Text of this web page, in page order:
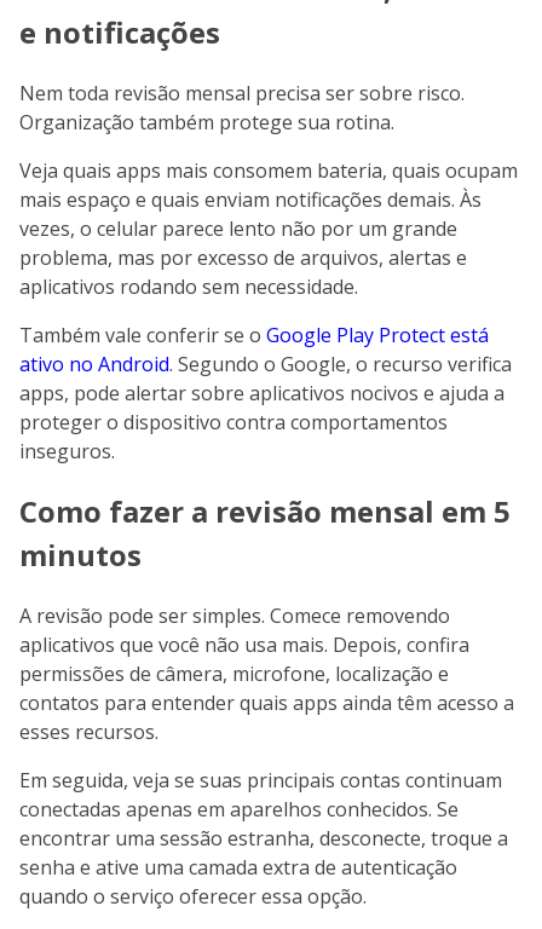
e notificações
Nem toda revisão mensal precisa ser sobre risco.
Organização também protege sua rotina.
Veja quais apps mais consomem bateria, quais ocupam
mais espaço e quais enviam notificações demais. Às
vezes, o celular parece lento não por um grande
problema, mas por excesso de arquivos, alertas e
aplicativos rodando sem necessidade.
Também vale conferir se o Google Play Protect está
ativo no Android. Segundo o Google, o recurso verifica
apps, pode alertar sobre aplicativos nocivos e ajuda a
proteger o dispositivo contra comportamentos
inseguros.
Como fazer a revisão mensal em 5
minutos
A revisão pode ser simples. Comece removendo
aplicativos que você não usa mais. Depois, confira
permissões de câmera, microfone, localização e
contatos para entender quais apps ainda têm acesso a
esses recursos.
Em seguida, veja se suas principais contas continuam
conectadas apenas em aparelhos conhecidos. Se
encontrar uma sessão estranha, desconecte, troque a
senha e ative uma camada extra de autenticação
quando o serviço oferecer essa opção.